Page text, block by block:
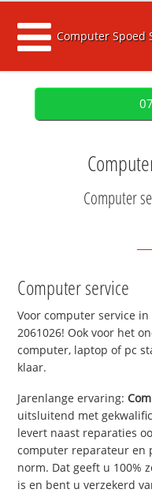
Computer Spoed
Computer
Computer service
Voor computer service
2061026! Ook voor het
computer, laptop of pc
klaar.
Jarenlange ervaring:
uitsluitend met
levert naast reparaties
computer reparateur en
norm. Dat geeft u 100%
is en bent u verzekerd